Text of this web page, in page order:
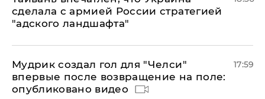
сделала с армией России стратегией
"адского ландшафта"
Мудрик создал гол для "Челси"
впервые после возвращение на поле:
опубликовано видео
17:59